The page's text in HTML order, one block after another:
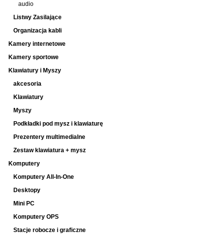
audio
Listwy Zasilające
Organizacja kabli
Kamery internetowe
Kamery sportowe
Klawiatury i Myszy
akcesoria
Klawiatury
Myszy
Podkładki pod mysz i klawiaturę
Prezentery multimedialne
Zestaw klawiatura + mysz
Komputery
Komputery All-In-One
Desktopy
Mini PC
Komputery OPS
Stacje robocze i graficzne